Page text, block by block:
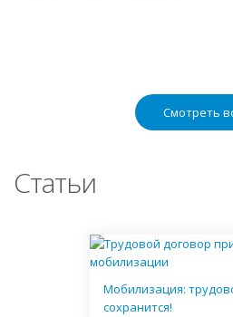
Смотреть
Статьи
Мобилизация:
сохранится!